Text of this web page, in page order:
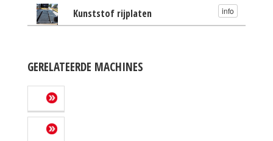
Kunststof rijplaten info
GERELATEERDE MACHINES